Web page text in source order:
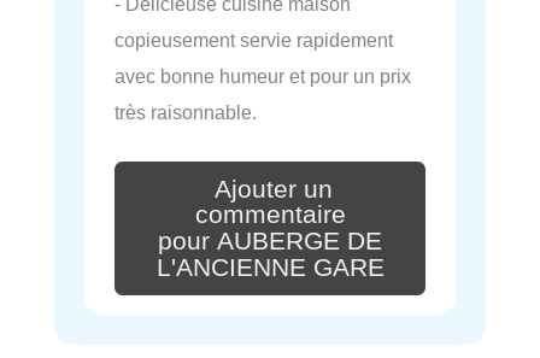
copieusement servie rapidement
avec bonne humeur et pour un prix
très raisonnable.
Ajouter un
commentaire
pour AUBERGE DE
L'ANCIENNE GARE